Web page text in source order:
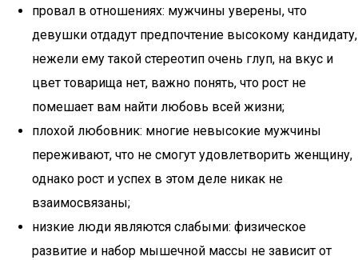
провал в отношениях: мужчины уверены, что
девушки отдадут предпочтение высокому кандидату,
нежели ему такой стереотип очень глуп, на вкус и
цвет товарища нет, важно понять, что рост не
помешает вам найти любовь всей жизни;
плохой любовник: многие невысокие мужчины
переживают, что не смогут удовлетворить женщину,
однако рост и успех в этом деле никак не
взаимосвязаны;
низкие люди являются слабыми: физическое
развитие и набор мышечной массы не зависит от